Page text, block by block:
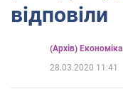
відповіли
(Архів) Економіка
28.03.2020 11:41